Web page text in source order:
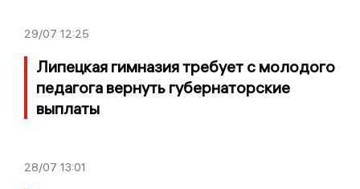
29/07 12:25
Липецкая гимназия требует с молодого
педагога вернуть губернаторские
выплаты
28/07 13:01